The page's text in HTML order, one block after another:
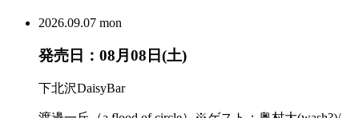
2026.09.07 mon
発売日：08月08日(土)
下北沢DaisyBar